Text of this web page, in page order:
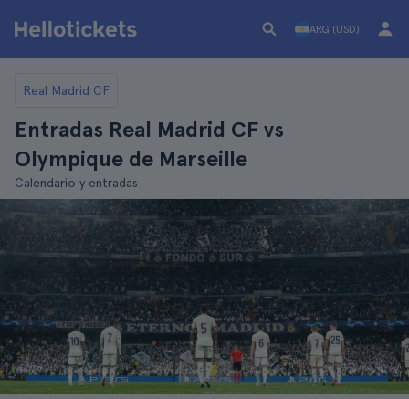
ARG (USD)
Real Madrid CF
Entradas Real Madrid CF vs
Olympique de Marseille
Calendario y entradas